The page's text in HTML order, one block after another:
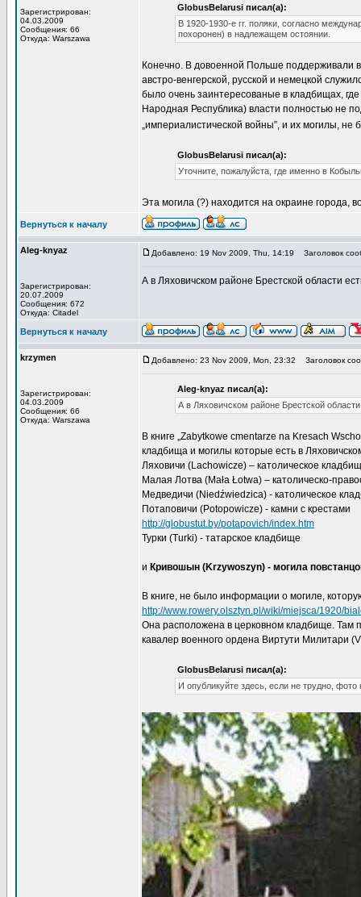
Зарегистрирован:
04.03.2009
Сообщения: 66
Откуда: Warszawa
GlobusBelarusi писал(а):
В 1920-1930-е гг. поляки, согласно
похоронен) в надлежащем остоянии.
Конечно. В довоенной Польше поддерживали
австро-венгерской, русской и немецкой
было очень заинтересованые в кладбищах,
Народная Республика) власти полностью не
„империалистической войны”, и их могилы,
GlobusBelarusi писал(а):
Уточните, пожалуйста, где именно в
Эта могила (?) находится на окраине города,
Вернуться к началу
Aleg-knyaz
Зарегистрирован:
20.07.2009
Сообщения: 672
Откуда: Citadel
Добавлено: 19 Nov 2009, Thu, 14:19 Заголовок
А в Ляховичском районе Брестской области
Вернуться к началу
krzymen
Зарегистрирован:
04.03.2009
Сообщения: 66
Откуда: Warszawa
Добавлено: 23 Nov 2009, Mon, 23:32 Заголовок
Aleg-knyaz писал(а):
А в Ляховичском районе Брестской
В книге „Zabytkowe cmentarze na Kresach
кладбища и могилы которые есть в
Ляховичи (Lachowicze) – католическое
Малая Лотва (Mała Łotwa) – католическо-
Медведичи (Niedźwiedzica) - католическое
Потаповичи (Potopowicze) - камни с крестами
http://globustut.by/potapovich/index.htm
Турки (Turki) - татарское кладбище
и Кривошын (Krzywoszyn) - могила
В книге, не было информации о могиле,
http://www.rowery.olsztyn.pl/wiki/miejsca/1920/
Она расположена в церковном кладбище. Там
кавалер военного ордена Виртути Милитари
GlobusBelarusi писал(а):
И опубликуйте здесь, если не трудно,